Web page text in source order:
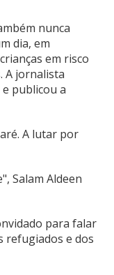
nunca
dia, em
em risco
A jornalista
publicou a
A lutar por
para falar
refugiados e dos